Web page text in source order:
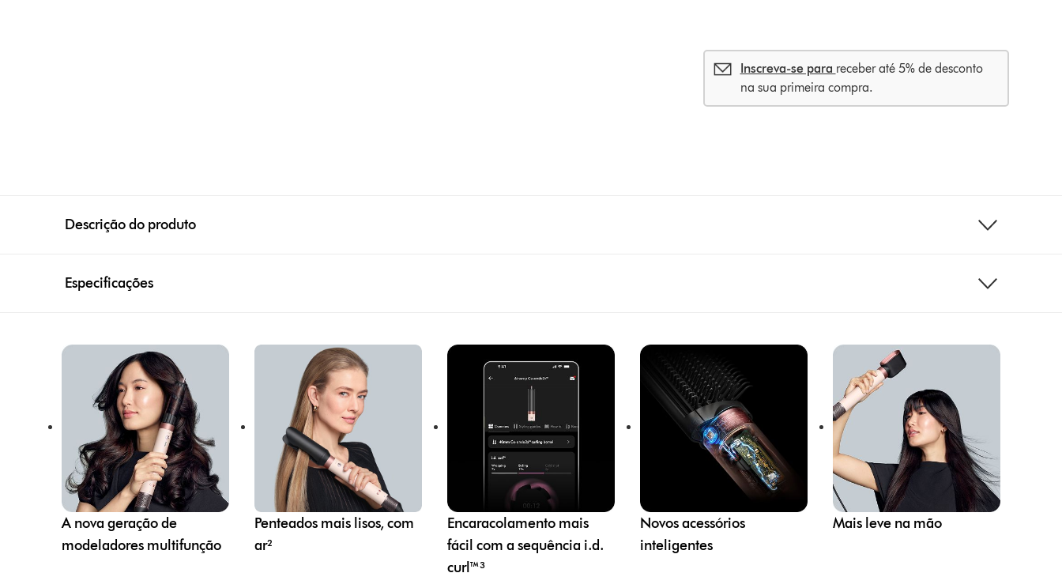
Inscreva-se para receber até 5% de desconto
na sua primeira compra.
Descrição do produto
Especificações
A nova geração de
modeladores multifunção
Penteados mais lisos, com
ar²
Encaracolamento mais
fácil com a sequência i.d.
curl™³
Novos acessórios
inteligentes
Mais leve na mão